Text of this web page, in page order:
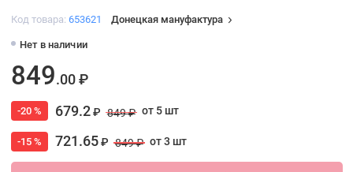
Код товара: 653621 Донецкая мануфактура
Нет в наличии
849.00 ₽
-20 % 679.2₽ 849 ₽ от 5 шт
-15 % 721.65₽ 849 ₽ от 3 шт